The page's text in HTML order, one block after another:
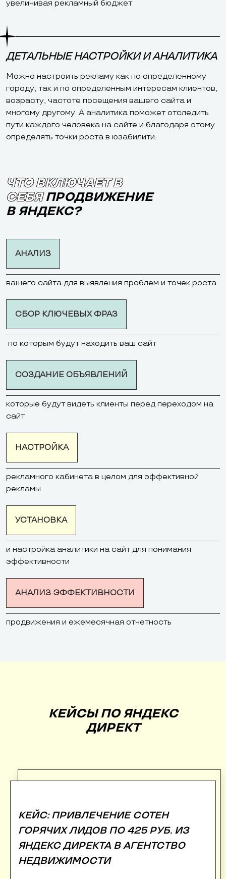
увеличивая рекламный бюджет
ДЕТАЛЬНЫЕ НАСТРОЙКИ И АНАЛИТИКА
Можно настроить рекламу как по определенному
городу, так и по определенным интересам клиентов,
возрасту, частоте посещения вашего сайта и
многому другому. А аналитика поможет отследить
пути каждого человека на сайте и благодаря этому
определять точки роста в юзабилити.
ЧТО ВКЛЮЧАЕТ В
СЕБЯПРОДВИЖЕНИЕ
В ЯНДЕКС?
АНАЛИЗ
вашего сайта для выявления проблем и точек роста
СБОР КЛЮЧЕВЫХ ФРАЗ
по которым будут находить ваш сайт
СОЗДАНИЕ ОБЪЯВЛЕНИЙ
которые будут видеть клиенты перед переходом на
сайт
НАСТРОЙКА
рекламного кабинета в целом для эффективной
рекламы
УСТАНОВКА
и настройка аналитики на сайт для понимания
эффективности
АНАЛИЗ ЭФФЕКТИВНОСТИ
продвижения и ежемесячная отчетность
КЕЙСЫ ПО ЯНДЕКС
ДИРЕКТ
КЕЙС: ПРИВЛЕЧЕНИЕ СОТЕН
ГОРЯЧИХ ЛИДОВ ПО 425 РУБ. ИЗ
ЯНДЕКС ДИРЕКТА В АГЕНТСТВО
НЕДВИЖИМОСТИ